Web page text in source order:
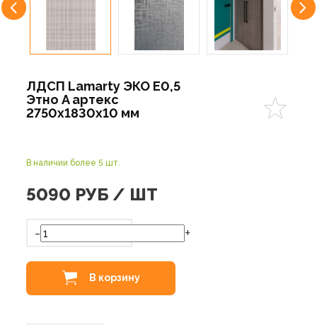
ЛДСП Lamarty ЭКО E0,5
Этно A артекс
2750х1830х10 мм
В наличии более 5 шт.
5090 РУБ / ШТ
- +
В корзину